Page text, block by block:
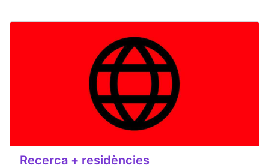
Recerca + residències